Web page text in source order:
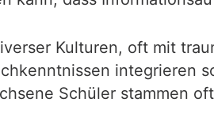
Kulturen, oft mit
integrieren
Schüler stammen